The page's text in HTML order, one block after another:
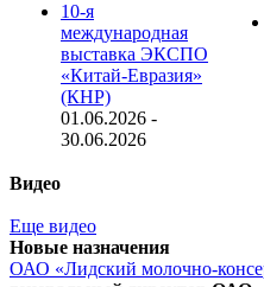
10-я
международная
выставка ЭКСПО
«Китай-Евразия»
(КНР)
01.06.2026 -
30.06.2026
Видео
Еще видео
Новые назначения
ОАО «Лидский молочно-